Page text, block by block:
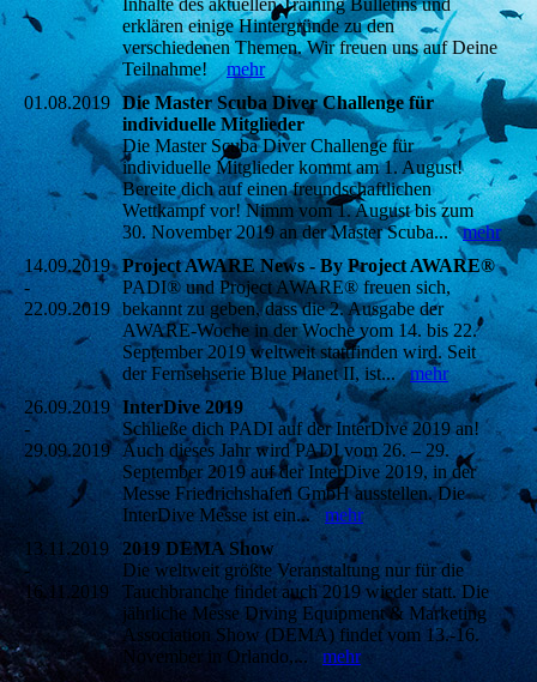
Inhalte des aktuellen Training Bulletins und
erklären einige Hintergründe zu den
verschiedenen Themen. Wir freuen uns auf Deine
Teilnahme!mehr
01.08.2019 Die Master Scuba Diver Challenge für
individuelle Mitglieder
Die Master Scuba Diver Challenge für
individuelle Mitglieder kommt am 1. August!
Bereite dich auf einen freundschaftlichen
Wettkampf vor! Nimm vom 1. August bis zum
30. November 2019 an der Master Scuba...mehr
14.09.2019
-
22.09.2019
Project AWARE News - By Project AWARE®
PADI® und Project AWARE® freuen sich,
bekannt zu geben, dass die 2. Ausgabe der
AWARE-Woche in der Woche vom 14. bis 22.
September 2019 weltweit stattfinden wird. Seit
der Fernsehserie Blue Planet II, ist...mehr
26.09.2019
-
29.09.2019
InterDive 2019
Schließe dich PADI auf der InterDive 2019 an!
Auch dieses Jahr wird PADI vom 26. – 29.
September 2019 auf der InterDive 2019, in der
Messe Friedrichshafen GmbH ausstellen. Die
InterDive Messe ist ein... mehr
13.11.2019
-
16.11.2019
2019 DEMA Show
Die weltweit größte Veranstaltung nur für die
Tauchbranche findet auch 2019 wieder statt. Die
jährliche Messe Diving Equipment & Marketing
Association Show (DEMA) findet vom 13.-16.
November in Orlando,... mehr